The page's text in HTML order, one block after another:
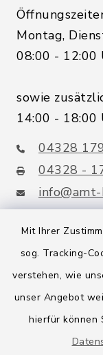
Mit Ihrer
sog. Tracking-
verstehen, wie
unser Angebot
hierfür können
Montag,
08:00 - 12:00
sowie
14:00 - 18:00
04328
04328 -
Quicklinks
Amt